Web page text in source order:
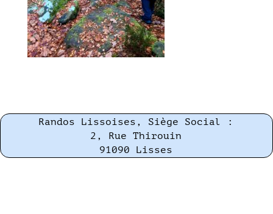
Randos Lissoises, Siège Social :
2, Rue Thirouin
91090 Lisses